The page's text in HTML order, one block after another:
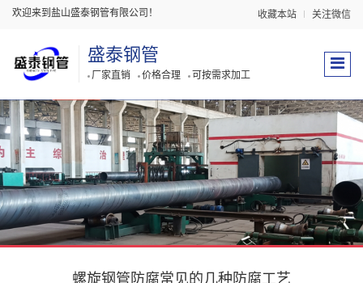
欢迎来到盐山盛泰钢管有限公司！ 收藏本站 关注微信
盛泰钢管
厂家直销 价格合理 可按需求加工
螺旋钢管防腐常见的几种防腐工艺